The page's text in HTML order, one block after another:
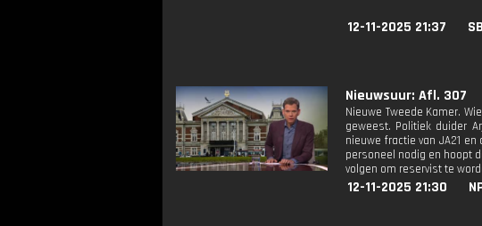
12-11-2025 21:37
Nieuwsuur: Afl. 307
Nieuwe Tweede Kamer.
geweest. Politiek duider
nieuwe fractie van JA21
personeel nodig en hoopt
volgen om reservist te
12-11-2025 21:30